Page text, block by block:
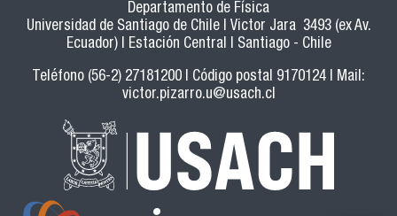
Departamento de Física
Universidad de Santiago de Chile | Victor Jara 3493 (ex Av.
Ecuador) | Estación Central | Santiago - Chile
Teléfono (56-2) 27181200 | Código postal 9170124 | Mail:
victor.pizarro.u@usach.cl